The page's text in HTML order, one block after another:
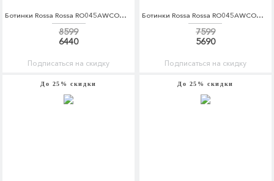
Ботинки Rossa Rossa RO045AWCOQA9
8599
6440
Подписаться на скидку
Ботинки Rossa Rossa RO045AWCOQB1
7599
5690
Подписаться на скидку
До 25% скидки До 25% скидки